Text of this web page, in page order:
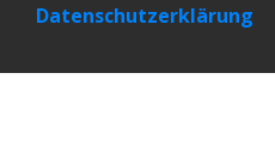
Datenschutzerklärung